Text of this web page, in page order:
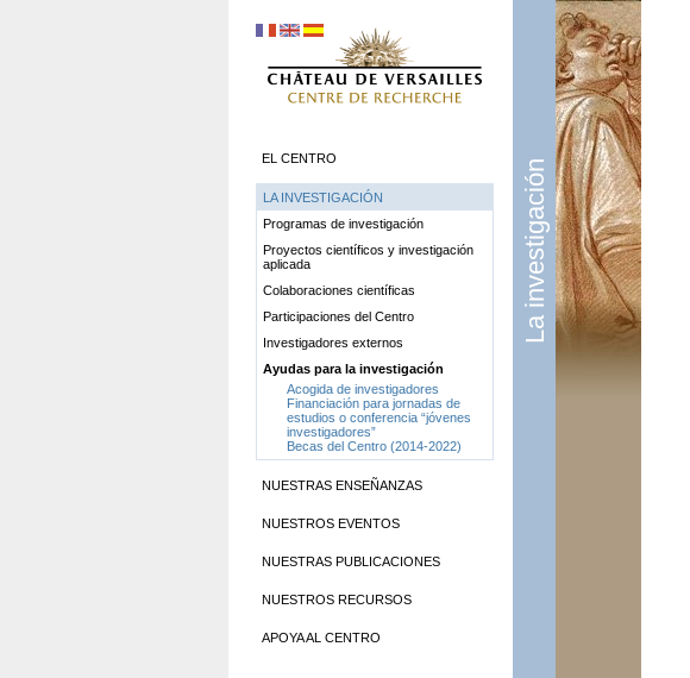
La investigación
EL CENTRO
LA INVESTIGACIÓN
Programas de investigación
Proyectos científicos y investigación
aplicada
Colaboraciones científicas
Participaciones del Centro
Investigadores externos
Ayudas para la investigación
Acogida de investigadores
Financiación para jornadas de
estudios o conferencia “jóvenes
investigadores”
Becas del Centro (2014-2022)
NUESTRAS ENSEÑANZAS
NUESTROS EVENTOS
NUESTRAS PUBLICACIONES
NUESTROS RECURSOS
APOYA AL CENTRO